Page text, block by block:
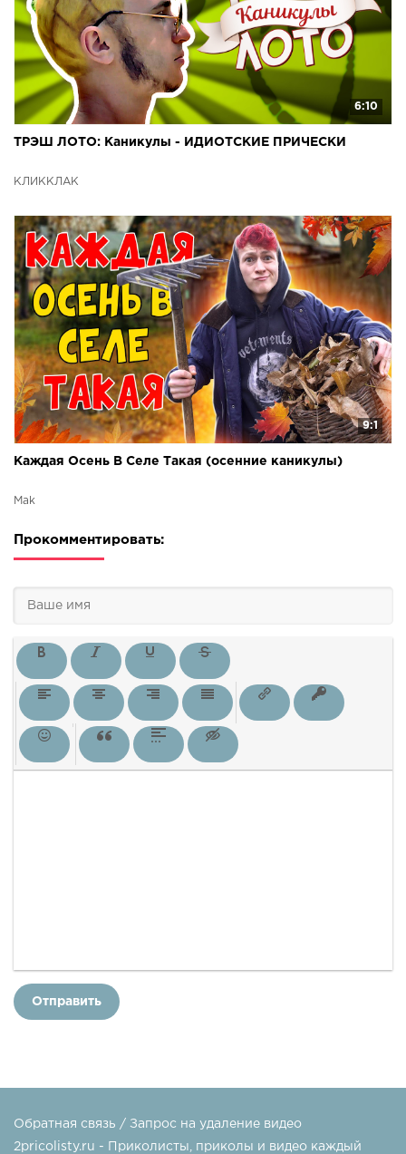
6:10
ТРЭШ ЛОТО: Каникулы - ИДИОТСКИЕ ПРИЧЕСКИ
КЛИККЛАК
9:1
Каждая Осень В Селе Такая (осенние каникулы)
Mak
Прокомментировать:
Отправить
Обратная связь / Запрос на удаление видео
2pricolisty.ru - Приколисты, приколы и видео каждый